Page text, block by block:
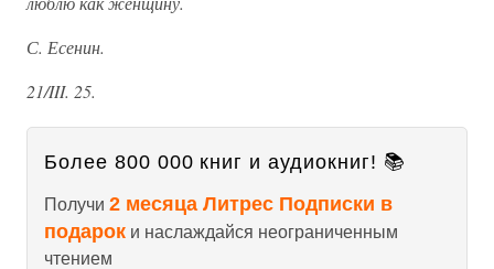
С. Есенин.
21/III. 25.
Более 800 000 книг и аудиокниг! 📚
Получи 2 месяца Литрес Подписки в
подарок и наслаждайся неограниченным
чтением